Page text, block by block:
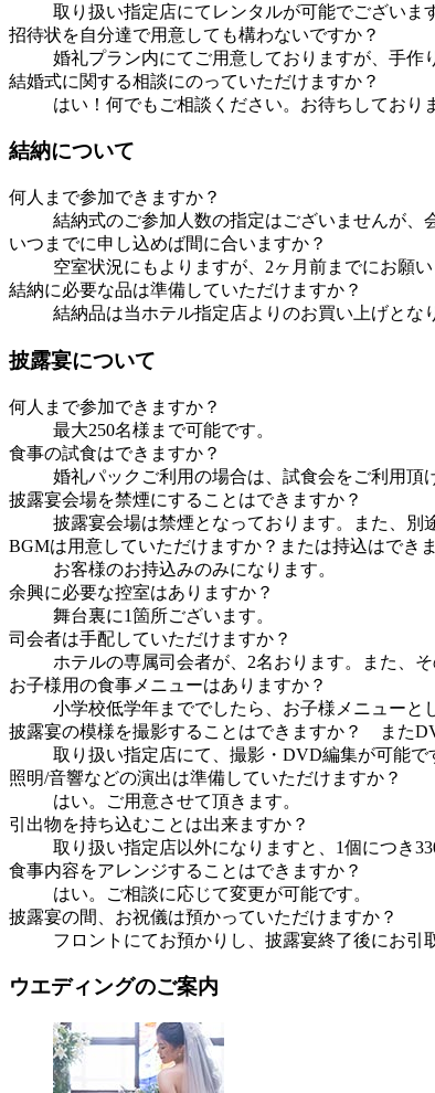
取り扱い指定店にてレンタルが可能でございま
招待状を自分達で用意しても構わないですか？
婚礼プラン内にてご用意しておりますが、手作
結婚式に関する相談にのっていただけますか？
はい！何でもご相談ください。お待ちしており
結納について
何人まで参加できますか？
結納式のご参加人数の指定はございませんが、
いつまでに申し込めば間に合いますか？
空室状況にもよりますが、2ヶ月前までにお願い
結納に必要な品は準備していただけますか？
結納品は当ホテル指定店よりのお買い上げとな
披露宴について
何人まで参加できますか？
最大250名様まで可能です。
食事の試食はできますか？
婚礼パックご利用の場合は、試食会をご利用頂
披露宴会場を禁煙にすることはできますか？
披露宴会場は禁煙となっております。また、別
BGMは用意していただけますか？または持込はでき
お客様のお持込みのみになります。
余興に必要な控室はありますか？
舞台裏に1箇所ございます。
司会者は手配していただけますか？
ホテルの専属司会者が、2名おります。また、
お子様用の食事メニューはありますか？
小学校低学年まででしたら、お子様メニューと
披露宴の模様を撮影することはできますか？ また
取り扱い指定店にて、撮影・DVD編集が可能で
照明/音響などの演出は準備していただけますか？
はい。ご用意させて頂きます。
引出物を持ち込むことは出来ますか？
取り扱い指定店以外になりますと、1個につき
食事内容をアレンジすることはできますか？
はい。ご相談に応じて変更が可能です。
披露宴の間、お祝儀は預かっていただけますか？
フロントにてお預かりし、披露宴終了後にお引
ウエディングのご案内